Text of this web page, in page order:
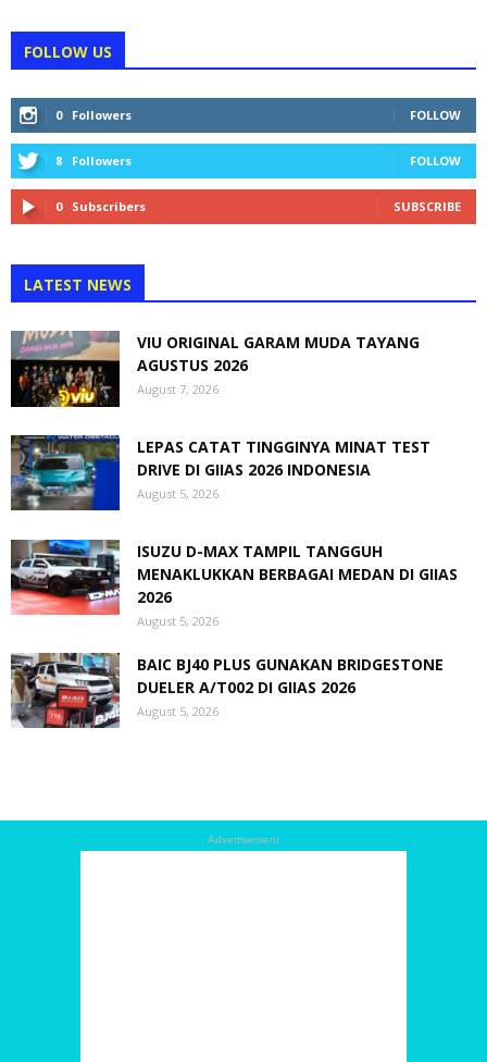
FOLLOW US
0 Followers FOLLOW
8 Followers FOLLOW
0 Subscribers SUBSCRIBE
LATEST NEWS
VIU ORIGINAL GARAM MUDA TAYANG
AGUSTUS 2026
August 7, 2026
LEPAS CATAT TINGGINYA MINAT TEST
DRIVE DI GIIAS 2026 INDONESIA
August 5, 2026
ISUZU D-MAX TAMPIL TANGGUH
MENAKLUKKAN BERBAGAI MEDAN DI GIIAS
2026
August 5, 2026
BAIC BJ40 PLUS GUNAKAN BRIDGESTONE
DUELER A/T002 DI GIIAS 2026
August 5, 2026
Advertisement